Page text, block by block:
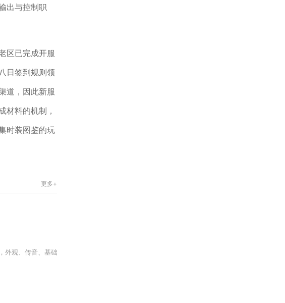
出与控制职
区已完成开服
日签到规则领
道，因此新服
材料的机制，
时装图鉴的玩
更多+
观、传音、基础银币宝箱类道具完全不建议消...